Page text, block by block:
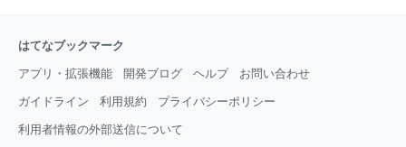
はてなブックマーク
アプリ・拡張機能 開発ブログ ヘルプ お問い合わせ
ガイドライン 利用規約 プライバシーポリシー
利用者情報の外部送信について